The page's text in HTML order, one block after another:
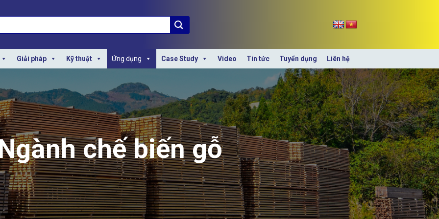
Giải pháp Kỹ thuật Ứng dụng Case Study Video Tin tức Tuyển dụng Liên hệ
chế biến gỗ